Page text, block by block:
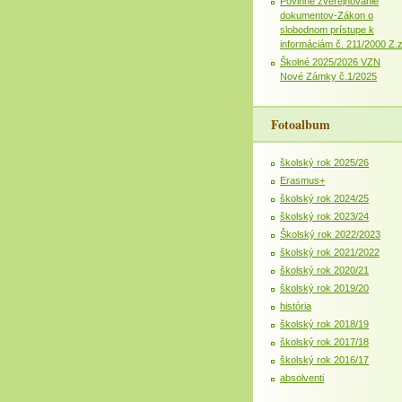
dokumentov-Zákon o
slobodnom prístupe k
informáciám č. 211/2000 Z.z
Školné 2025/2026 VZN
Nové Zámky č.1/2025
Fotoalbum
školský rok 2025/26
Erasmus+
školský rok 2024/25
školský rok 2023/24
Školský rok 2022/2023
školský rok 2021/2022
školský rok 2020/21
školský rok 2019/20
história
školský rok 2018/19
školský rok 2017/18
školský rok 2016/17
absolventi